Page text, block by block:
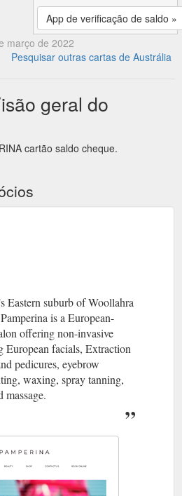
App de verificação de saldo »
março de 2022
Pesquisar outras cartas de Austrália
geral do
cartão saldo cheque.
Eastern suburb of Woollahra
is a European-
offering non-invasive
European facials, Extraction
pedicures, eyebrow
waxing, spray tanning,
massage.